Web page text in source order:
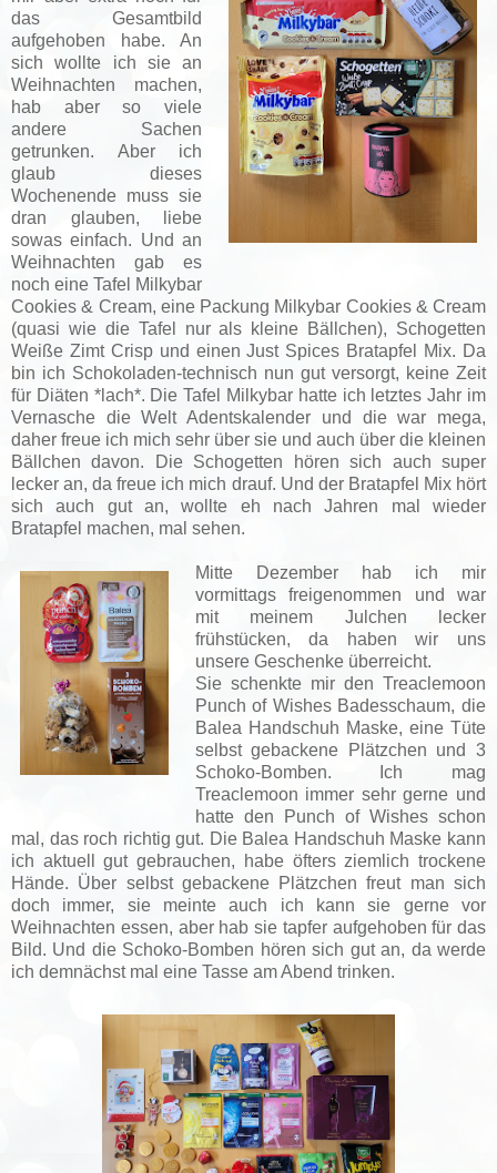
das Gesamtbild
aufgehoben habe. An
sich wollte ich sie an
Weihnachten machen,
hab aber so viele
andere Sachen
getrunken. Aber ich
glaub dieses
Wochenende muss sie
dran glauben, liebe
sowas einfach. Und an
Weihnachten gab es
noch eine Tafel Milkybar
Cookies & Cream, eine Packung Milkybar Cookies & Cream
(quasi wie die Tafel nur als kleine Bällchen), Schogetten
Weiße Zimt Crisp und einen Just Spices Bratapfel Mix. Da
bin ich Schokoladen-technisch nun gut versorgt, keine Zeit
für Diäten *lach*. Die Tafel Milkybar hatte ich letztes Jahr im
Vernasche die Welt Adentskalender und die war mega,
daher freue ich mich sehr über sie und auch über die kleinen
Bällchen davon. Die Schogetten hören sich auch super
lecker an, da freue ich mich drauf. Und der Bratapfel Mix hört
sich auch gut an, wollte eh nach Jahren mal wieder
Bratapfel machen, mal sehen.
Mitte Dezember hab ich mir
vormittags freigenommen und war
mit meinem Julchen lecker
frühstücken, da haben wir uns
unsere Geschenke überreicht.
Sie schenkte mir den Treaclemoon
Punch of Wishes Badesschaum, die
Balea Handschuh Maske, eine Tüte
selbst gebackene Plätzchen und 3
Schoko-Bomben. Ich mag
Treaclemoon immer sehr gerne und
hatte den Punch of Wishes schon
mal, das roch richtig gut. Die Balea Handschuh Maske kann
ich aktuell gut gebrauchen, habe öfters ziemlich trockene
Hände. Über selbst gebackene Plätzchen freut man sich
doch immer, sie meinte auch ich kann sie gerne vor
Weihnachten essen, aber hab sie tapfer aufgehoben für das
Bild. Und die Schoko-Bomben hören sich gut an, da werde
ich demnächst mal eine Tasse am Abend trinken.